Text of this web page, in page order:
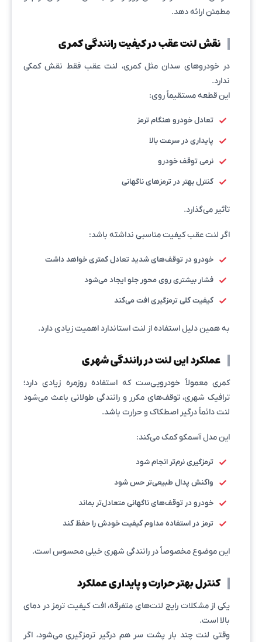
مطمئن ارائه دهد.
نقش لنت عقب در کیفیت رانندگی کمری
در خودروهای سدان مثل کمری، لنت عقب فقط نقش کمکی
ندارد.
این قطعه مستقیماً روی:
تعادل خودرو هنگام ترمز
پایداری در سرعت بالا
نرمی توقف خودرو
کنترل بهتر در ترمزهای ناگهانی
تأثیر می‌گذارد.
اگر لنت عقب کیفیت مناسبی نداشته باشد:
خودرو در توقف‌های شدید تعادل کمتری خواهد داشت
فشار بیشتری روی محور جلو ایجاد می‌شود
کیفیت کلی ترمزگیری افت می‌کند
به همین دلیل استفاده از لنت استاندارد اهمیت زیادی دارد.
عملکرد این لنت در رانندگی شهری
کمری معمولاً خودرویی‌ست که استفاده روزمره زیادی دارد؛
ترافیک شهری، توقف‌های مکرر و رانندگی طولانی باعث می‌شود
لنت دائماً درگیر اصطکاک و حرارت باشد.
این مدل آسمکو کمک می‌کند:
ترمزگیری نرم‌تر انجام شود
واکنش پدال طبیعی‌تر حس شود
خودرو در توقف‌های ناگهانی متعادل‌تر بماند
ترمز در استفاده مداوم کیفیت خودش را حفظ کند
این موضوع مخصوصاً در رانندگی شهری خیلی محسوس است.
کنترل بهتر حرارت و پایداری عملکرد
یکی از مشکلات رایج لنت‌های متفرقه، افت کیفیت ترمز در دمای
بالا است.
وقتی لنت چند بار پشت سر هم درگیر ترمزگیری می‌شود، اگر